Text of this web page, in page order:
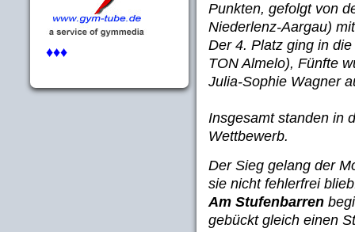
♦♦♦
Punkten, gefolgt von
Niederlenz-Aargau)
Der 4. Platz ging in
TON Almelo), Fünfte
Julia-Sophie Wagner
Insgesamt standen in
Wettbewerb.
Der Sieg gelang der
sie nicht fehlerfrei
Am Stufenbarren
gebückt gleich einen